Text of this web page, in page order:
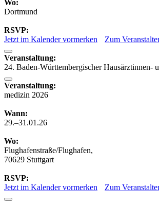
Wo:
Dortmund
RSVP:
Jetzt im Kalender vormerken
Zum
Veranstaltung:
24. Baden-Württembergischer Hausärztinnen-
Veranstaltung:
medizin 2026
Wann:
29.–31.01.26
Wo:
Flughafenstraße/Flughafen,
70629 Stuttgart
RSVP:
Jetzt im Kalender vormerken
Zum